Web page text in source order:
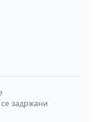
задржани